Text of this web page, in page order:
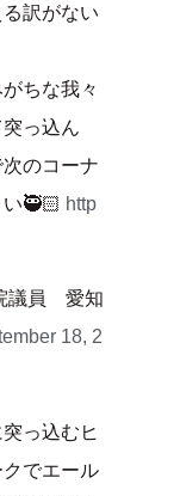
訳がない
ちな我々
っ込ん
のコーナ
🥷🏻 http
議員 愛知
18, 2
っ込むヒ
でエール